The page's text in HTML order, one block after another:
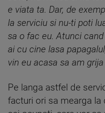
e viata ta. Dar, de
la serviciu si nu-ti poti
sa o fac eu. Atunci
ai cu cine lasa
vin eu acasa sa am
Pe langa astfel de
facturi ori sa mearga la